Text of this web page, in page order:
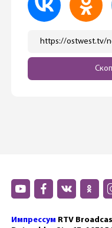
Импрессум RTV